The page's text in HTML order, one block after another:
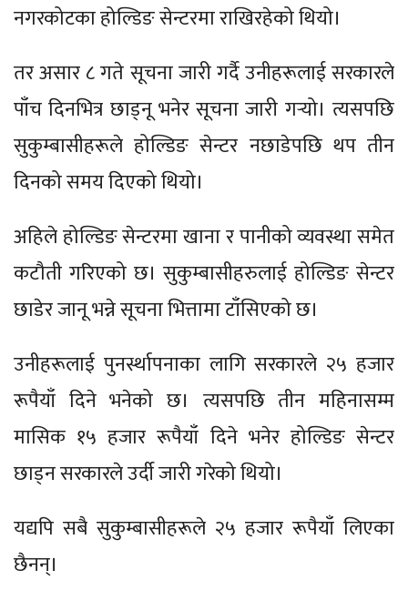
नगरकोटका होल्डिङ सेन्टरमा राखिरहेको थियो।
तर असार ८ गते सूचना जारी गर्दै उनीहरूलाई सरकारले
पाँच दिनभित्र छाड्नू भनेर सूचना जारी गर्‍यो। त्यसपछि
सुकुम्बासीहरूले होल्डिङ सेन्टर नछाडेपछि थप तीन
दिनको समय दिएको थियो।
अहिले होल्डिङ सेन्टरमा खाना र पानीको व्यवस्था समेत
कटौती गरिएको छ। सुकुम्बासीहरुलाई होल्डिङ सेन्टर
छाडेर जानू भन्ने सूचना भित्तामा टाँसिएको छ।
उनीहरूलाई पुनर्स्थापनाका लागि सरकारले २५ हजार
रूपैयाँ दिने भनेको छ। त्यसपछि तीन महिनासम्म
मासिक १५ हजार रूपैयाँ दिने भनेर होल्डिङ सेन्टर
छाड्न सरकारले उर्दी जारी गरेको थियो।
यद्यपि सबै सुकुम्बासीहरूले २५ हजार रूपैयाँ लिएका
छैनन्।